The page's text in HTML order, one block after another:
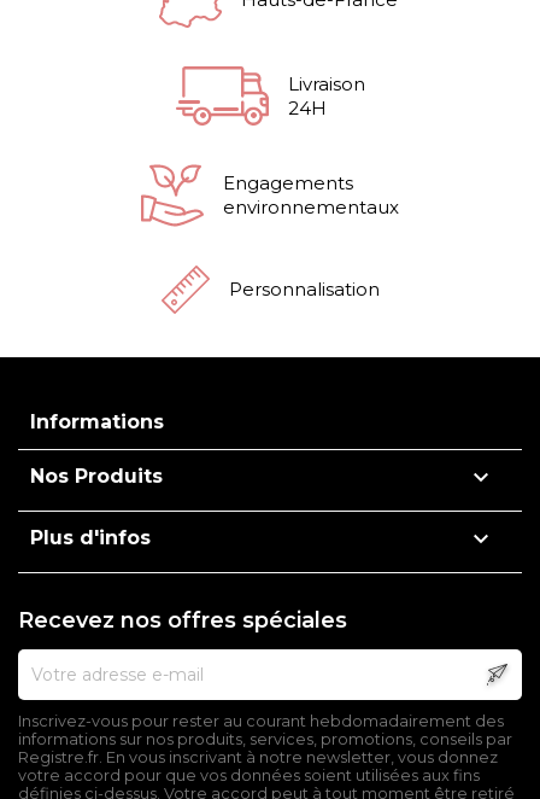
Livraison
24H
Engagements
environnementaux
Personnalisation
Informations
Nos Produits 
Plus d'infos 
Recevez nos offres spéciales
Inscrivez-vous pour rester au courant hebdomadairement des
informations sur nos produits, services, promotions, conseils par
Registre.fr. En vous inscrivant à notre newsletter, vous donnez
votre accord pour que vos données soient utilisées aux fins
définies ci-dessus. Votre accord peut à tout moment être retiré